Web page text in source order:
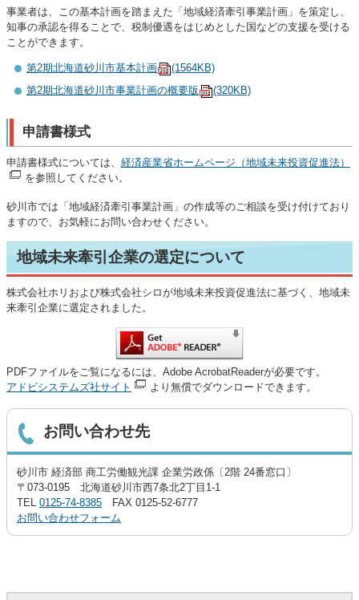
事業者は、この基本計画を踏まえた「地域経済牽引事業計画」を策定し、
知事の承認を得ることで、税制優遇をはじめとした国などの支援を受ける
ことができます。
第2期北海道砂川市基本計画
(1564KB)
第2期北海道砂川市事業計画の概要版
(320KB)
申請書様式
申請書様式については、 経済産業省ホームページ（地域未来投資促進法）
を参照してください。
砂川市では「地域経済牽引事業計画」の作成等のご相談を受け付けており
ますので、お気軽にお問い合わせください。
地域未来牽引企業の選定について
株式会社ホリおよび株式会社シロが地域未来投資促進法に基づく、地域未
来牽引企業に選定されました。
PDFファイルをご覧になるには、Adobe AcrobatReaderが必要です。
アドビシステムズ社サイト
より無償でダウンロードできます。
お問い合わせ先
砂川市 経済部 商工労働観光課 企業労政係〔2階 24番窓口〕
〒073-0195 北海道砂川市西7条北2丁目1-1
TEL 0125-74-8385 FAX 0125-52-6777
お問い合わせフォーム